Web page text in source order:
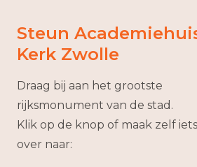
Steun
Kerk Zwolle
Draag bij aan het grootste
rijksmonument van de stad.
Klik op de knop of maak zelf iets
over naar: